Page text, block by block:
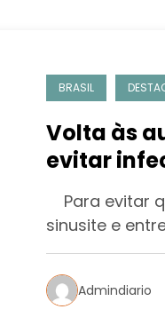
BRASIL
Volta às
evitar
nas escolas
Para evitar
sinusite e
Admindiario